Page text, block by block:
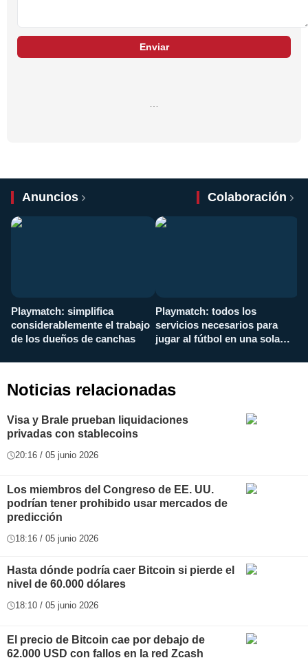
Enviar
…
Anuncios Colaboración
Playmatch: simplifica
considerablemente el trabajo
de los dueños de canchas
Playmatch: todos los
servicios necesarios para
jugar al fútbol en una sola
Noticias relacionadas
Visa y Brale prueban liquidaciones
privadas con stablecoins
20:16 / 05 junio 2026
Los miembros del Congreso de EE. UU.
podrían tener prohibido usar mercados de
predicción
18:16 / 05 junio 2026
Hasta dónde podría caer Bitcoin si pierde el
nivel de 60.000 dólares
18:10 / 05 junio 2026
El precio de Bitcoin cae por debajo de
62.000 USD con fallos en la red Zcash